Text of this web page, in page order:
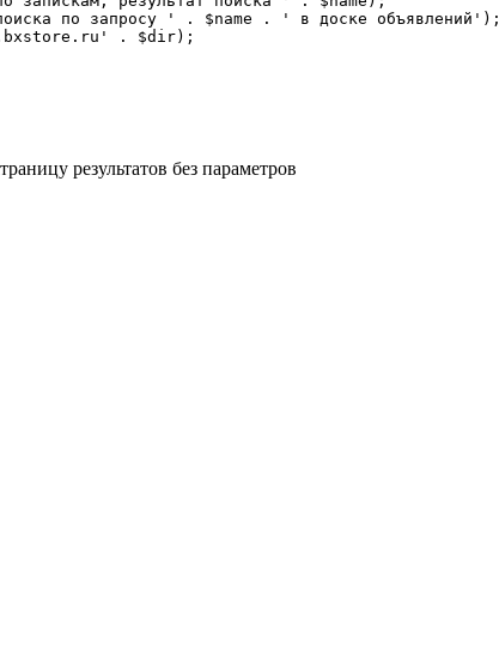
по запросу ' . $name . ' в доске объявлений');
. $dir);
результатов без параметров